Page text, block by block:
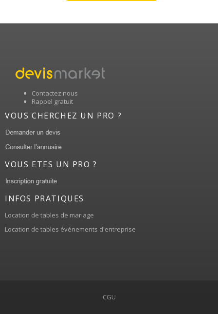
Contactez nous
Rappel gratuit
VOUS CHERCHEZ UN PRO ?
VOUS ETES UN PRO ?
INFOS PRATIQUES
Location de tables de mariage
Location de tables événements d'entreprise
CGU